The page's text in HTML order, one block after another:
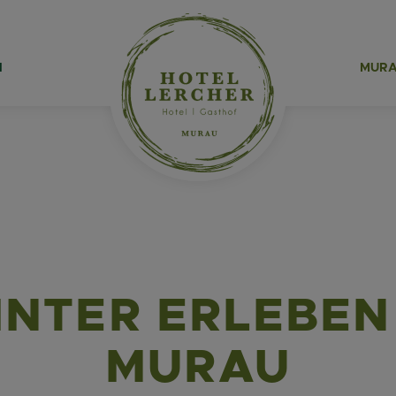
ERLEBEN
MURAU